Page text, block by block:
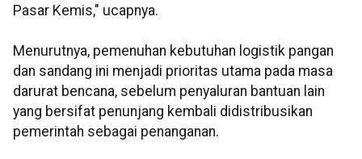
Pasar Kemis," ucapnya.
Menurutnya, pemenuhan kebutuhan logistik pangan
dan sandang ini menjadi prioritas utama pada masa
darurat bencana, sebelum penyaluran bantuan lain
yang bersifat penunjang kembali didistribusikan
pemerintah sebagai penanganan.